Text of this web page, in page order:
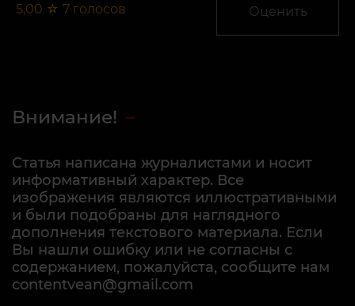
5,00 ☆ 7 голосов Оценить
Внимание!
Статья написана журналистами и носит
информативный характер. Все
изображения являются иллюстративными
и были подобраны для наглядного
дополнения текстового материала. Если
Вы нашли ошибку или не согласны с
содержанием, пожалуйста, сообщите нам
contentvean@gmail.com